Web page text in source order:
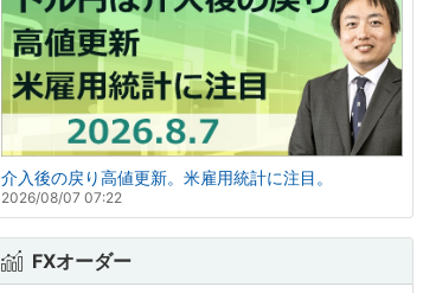
介入後の戻り高値更新。米雇用統計に注目。
2026/08/07 07:22
FXオーダー